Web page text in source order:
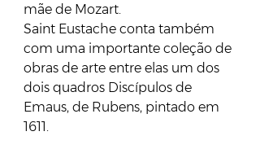
mãe de Mozart.
Saint Eustache conta também
com uma importante coleção de
obras de arte entre elas um dos
dois quadros Discípulos de
Emaus, de Rubens, pintado em
1611.